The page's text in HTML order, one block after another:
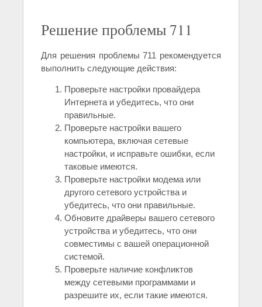
Решение проблемы 711
Для решения проблемы 711 рекомендуется
выполнить следующие действия:
Проверьте настройки провайдера
Интернета и убедитесь, что они
правильные.
Проверьте настройки вашего
компьютера, включая сетевые
настройки, и исправьте ошибки, если
таковые имеются.
Проверьте настройки модема или
другого сетевого устройства и
убедитесь, что они правильные.
Обновите драйверы вашего сетевого
устройства и убедитесь, что они
совместимы с вашей операционной
системой.
Проверьте наличие конфликтов
между сетевыми программами и
разрешите их, если такие имеются.